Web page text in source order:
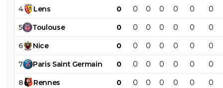
4 Lens 0 0 0 0 0 0 0
5 Toulouse 0 0 0 0 0 0 0
6 Nice 0 0 0 0 0 0 0
7 Paris Saint Germain 0 0 0 0 0 0 0
8 Rennes 0 0 0 0 0 0 0